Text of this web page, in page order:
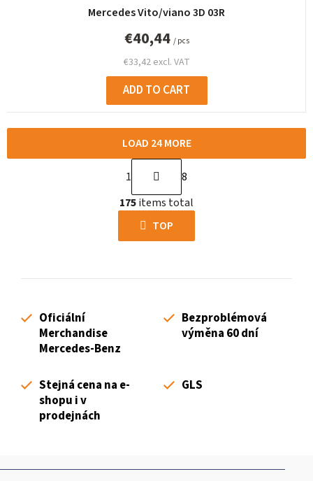
Mercedes Vito/viano 3D 03R
€33,42 excl. VAT
€40,44 / pcs
ADD TO CART
L
i
s
t
n
LOAD 24 MORE
a
g
i
n
i
1
8
175items total
TOP
Oficiální
Merchandise
Mercedes-Benz
Bezproblémová
výměna 60 dní
Stejná cena na e-
shopu i v
prodejnách
GLS
F